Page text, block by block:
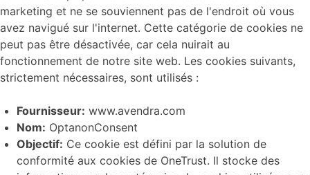
marketing et ne se souviennent pas de l'endroit où vous
avez navigué sur l'internet. Cette catégorie de cookies ne
peut pas être désactivée, car cela nuirait au
fonctionnement de notre site web. Les cookies suivants,
strictement nécessaires, sont utilisés :
Fournisseur: www.avendra.com
Nom: OptanonConsent
Objectif: Ce cookie est défini par la solution de
conformité aux cookies de OneTrust. Il stocke des